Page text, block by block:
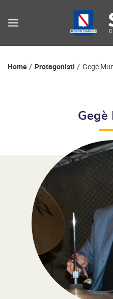
Percorso di
Home Protagonisti Gegè
Gegè